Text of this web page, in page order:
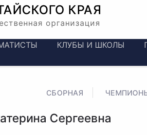
КРАЯ
организация
КЛУБЫ И ШКОЛЫ
СБОРНАЯ
Сергеевна